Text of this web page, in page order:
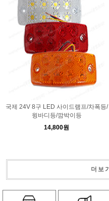
국제 24V 8구 LED 사이드램프/차폭등/
윙바디등/깜박이등
14,800원
더보기